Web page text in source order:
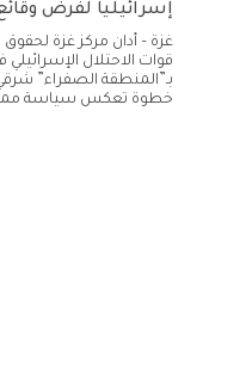
إسرائيليا لفرض
غزة – أدان مركز غزة لحقوق
قوات الاحتلال
بـ”المنطقة الصفراء”
خطوة تعكس سياسة